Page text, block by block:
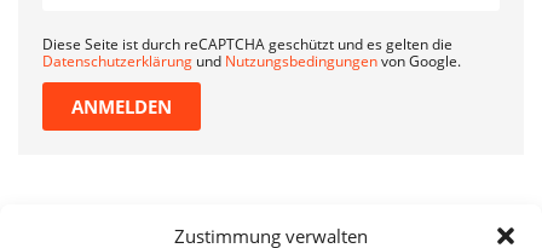
Zustimmung verwalten
Diese Seite ist durch reCAPTCHA geschützt und es gelten die
Datenschutzerklärung und Nutzungsbedingungenvon Google.
ANMELDEN